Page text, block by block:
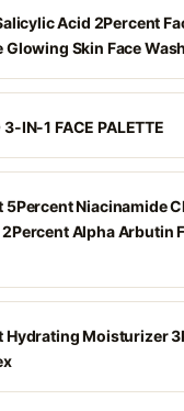
Acid 2Percent
Glowing Skin Face Wash
3-IN-1 FACE PALETTE
Niacinamide
Alpha Arbutin
Hydrating Moisturizer